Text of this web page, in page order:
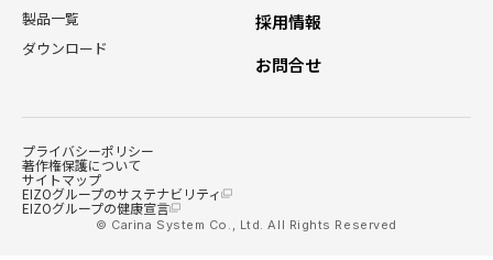
製品一覧
ダウンロード
採用情報
お問合せ
プライバシーポリシー
著作権保護について
サイトマップ
EIZOグループのサステナビリティ
EIZOグループの健康宣言
© Carina System Co., Ltd. All Rights Reserved